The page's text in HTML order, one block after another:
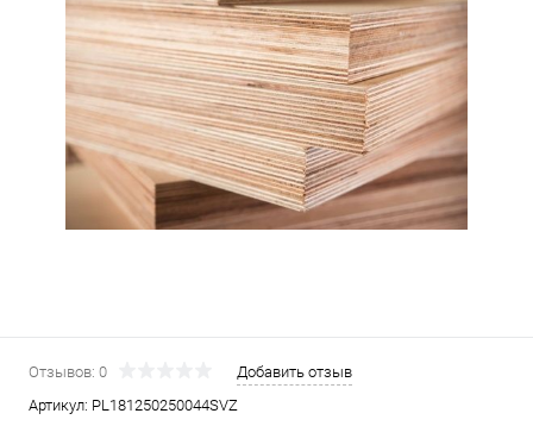
Отзывов: 0
Добавить отзыв
Артикул: PL181250250044SVZ